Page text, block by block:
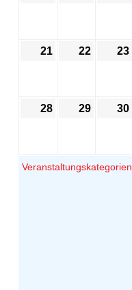
21 22 23
28 29 30
Veranstaltungskategorien